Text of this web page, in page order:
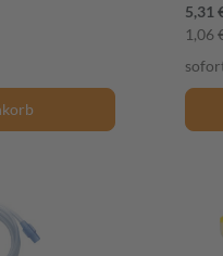
5,31
1,06